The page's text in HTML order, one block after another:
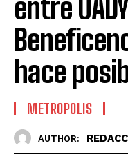
entre
hace
METROPOLIS
AUTHOR: